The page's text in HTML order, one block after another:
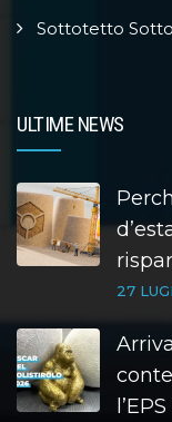
Sottotetto
ULTIME NEWS
27